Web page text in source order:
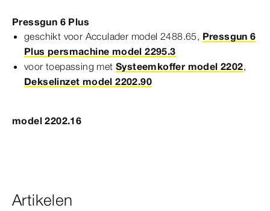
Pressgun 6 Plus
geschikt voor Acculader model 2488.65, Pressgun 6
Plus persmachine model 2295.3
voor toepassing met Systeemkoffer model 2202,
Dekselinzet model 2202.90
model 2202.16
Artikelen